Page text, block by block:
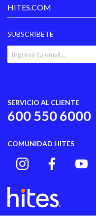
HITES.COM
SUBSCRÍBETE
SERVICIO AL CLIENTE
600 550 6000
COMUNIDAD HITES